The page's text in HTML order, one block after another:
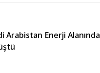
Arabistan Enerji Alanında